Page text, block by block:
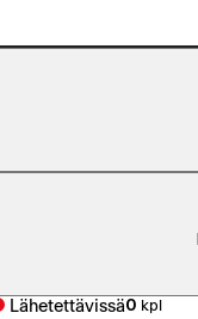
Lähetettävissä0 kpl